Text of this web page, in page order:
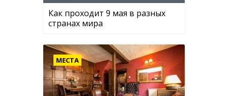
Как проходит 9 мая в разных
странах мира
МЕСТА